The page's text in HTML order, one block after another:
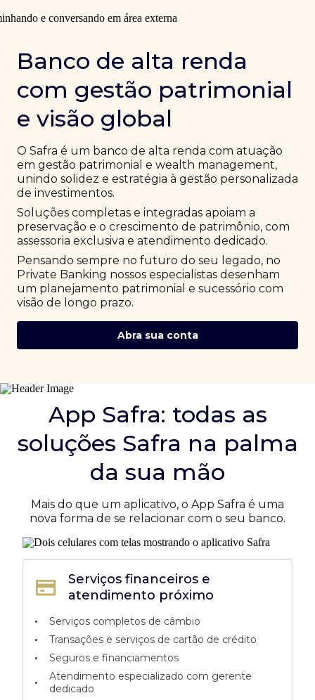
Banco de alta renda
com gestão patrimonial
e visão global
O Safra é um banco de alta renda com atuação
em gestão patrimonial e wealth management,
unindo solidez e estratégia à gestão personalizada
de investimentos.
Soluções completas e integradas apoiam a
preservação e o crescimento de patrimônio, com
assessoria exclusiva e atendimento dedicado.
Pensando sempre no futuro do seu legado, no
Private Banking nossos especialistas desenham
um planejamento patrimonial e sucessório com
visão de longo prazo.
Abra sua conta
App Safra: todas as
soluções Safra na palma
da sua mão
Mais do que um aplicativo, o App Safra é uma
nova forma de se relacionar com o seu banco.
Serviços financeiros e
atendimento próximo
•
Serviços completos de câmbio
• Transações e serviços de cartão de crédito
• Seguros e financiamentos
•
Atendimento especializado com gerente
dedicado